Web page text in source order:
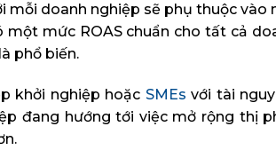
mỗi doanh nghiệp sẽ phụ thuộc
một mức ROAS chuẩn cho tất cả
phổ biến.
khởi nghiệp hoặc SMEs với tài
đang hướng tới việc mở rộng thị